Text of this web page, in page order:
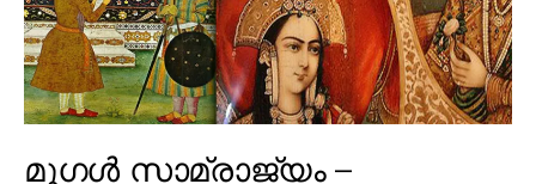
മുഗൾ സാമ്രാജ്യം –